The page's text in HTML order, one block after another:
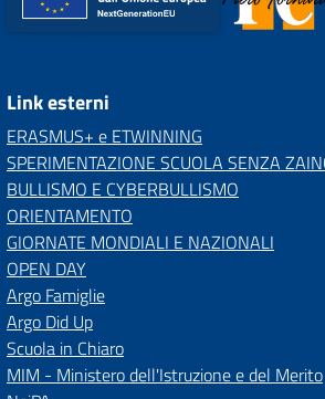
Link esterni
ERASMUS+ e ETWINNING
SPERIMENTAZIONE SCUOLA SENZA
BULLISMO E CYBERBULLISMO
ORIENTAMENTO
GIORNATE MONDIALI E NAZIONALI
OPEN DAY
Argo Famiglie
Argo Did Up
Scuola in Chiaro
MIM - Ministero dell'Istruzione e del Merito